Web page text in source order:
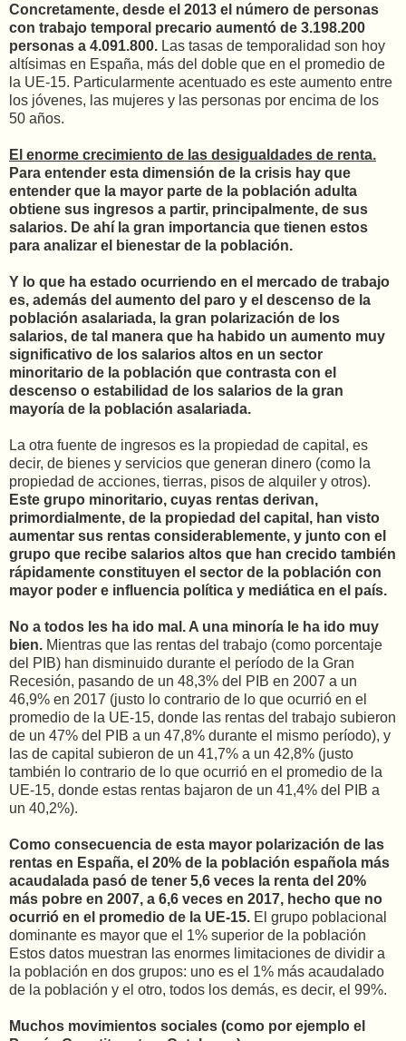
Concretamente, desde el 2013 el número de personas
con trabajo temporal precario aumentó de 3.198.200
personas a 4.091.800. Las tasas de temporalidad son hoy
altísimas en España, más del doble que en el promedio de
la UE-15. Particularmente acentuado es este aumento entre
los jóvenes, las mujeres y las personas por encima de los
50 años.
El enorme crecimiento de las desigualdades de renta.
Para entender esta dimensión de la crisis hay que
entender que la mayor parte de la población adulta
obtiene sus ingresos a partir, principalmente, de sus
salarios. De ahí la gran importancia que tienen estos
para analizar el bienestar de la población.
Y lo que ha estado ocurriendo en el mercado de trabajo
es, además del aumento del paro y el descenso de la
población asalariada, la gran polarización de los
salarios, de tal manera que ha habido un aumento muy
significativo de los salarios altos en un sector
minoritario de la población que contrasta con el
descenso o estabilidad de los salarios de la gran
mayoría de la población asalariada.
La otra fuente de ingresos es la propiedad de capital, es
decir, de bienes y servicios que generan dinero (como la
propiedad de acciones, tierras, pisos de alquiler y otros).
Este grupo minoritario, cuyas rentas derivan,
primordialmente, de la propiedad del capital, han visto
aumentar sus rentas considerablemente, y junto con el
grupo que recibe salarios altos que han crecido también
rápidamente constituyen el sector de la población con
mayor poder e influencia política y mediática en el país.
No a todos les ha ido mal. A una minoría le ha ido muy
bien. Mientras que las rentas del trabajo (como porcentaje
del PIB) han disminuido durante el período de la Gran
Recesión, pasando de un 48,3% del PIB en 2007 a un
46,9% en 2017 (justo lo contrario de lo que ocurrió en el
promedio de la UE-15, donde las rentas del trabajo subieron
de un 47% del PIB a un 47,8% durante el mismo período), y
las de capital subieron de un 41,7% a un 42,8% (justo
también lo contrario de lo que ocurrió en el promedio de la
UE-15, donde estas rentas bajaron de un 41,4% del PIB a
un 40,2%).
Como consecuencia de esta mayor polarización de las
rentas en España, el 20% de la población española más
acaudalada pasó de tener 5,6 veces la renta del 20%
más pobre en 2007, a 6,6 veces en 2017, hecho que no
ocurrió en el promedio de la UE-15. El grupo poblacional
dominante es mayor que el 1% superior de la población
Estos datos muestran las enormes limitaciones de dividir a
la población en dos grupos: uno es el 1% más acaudalado
de la población y el otro, todos los demás, es decir, el 99%.
Muchos movimientos sociales (como por ejemplo el